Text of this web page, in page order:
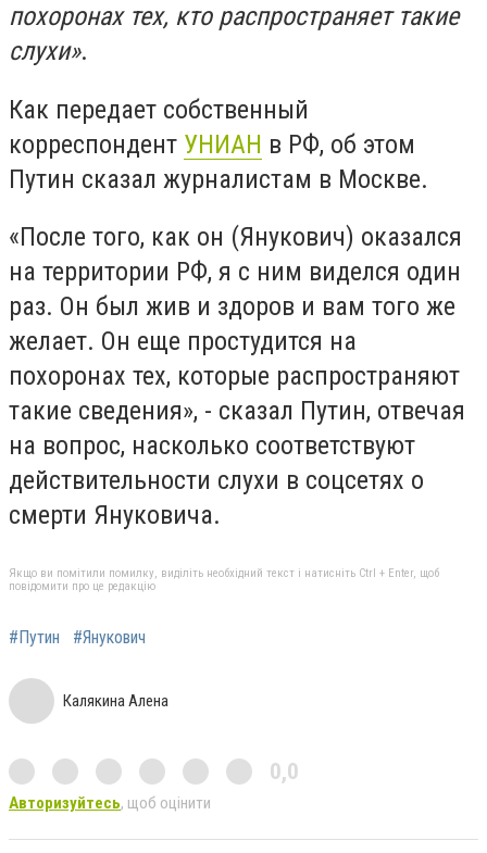
похоронах тех, кто распространяет такие
слухи».
Как передает собственный
корреспондент УНИАН в РФ, об этом
Путин сказал журналистам в Москве.
«После того, как он (Янукович) оказался
на территории РФ, я с ним виделся один
раз. Он был жив и здоров и вам того же
желает. Он еще простудится на
похоронах тех, которые распространяют
такие сведения», - сказал Путин, отвечая
на вопрос, насколько соответствуют
действительности слухи в соцсетях о
смерти Януковича.
Якщо ви помітили помилку, виділіть необхідний текст і натисніть Ctrl + Enter, щоб
повідомити про це редакцію
#Путин #Янукович
Калякина Алена
0,0
Авторизуйтесь, щоб оцінити